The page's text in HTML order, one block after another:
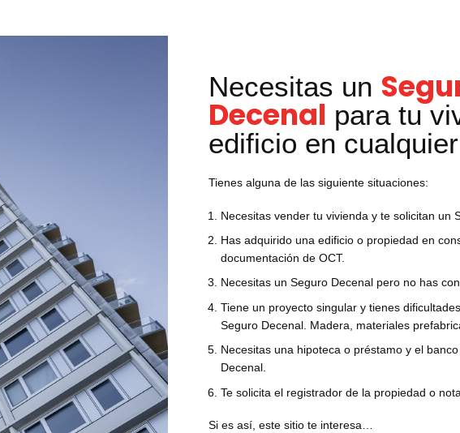
Necesitas un
Decenal para tu
edificio en
Tienes alguna de las siguiente situaciones:
Necesitas vender tu vivienda y te solicitan un
Has adquirido una edificio o propiedad en
documentación de OCT.
Necesitas un Seguro Decenal pero no has
Tiene un proyecto singular y tienes
Seguro Decenal. Madera, materiales
Necesitas una hipoteca o préstamo y el
Decenal.
Te solicita el registrador de la propiedad o
Si es así, este sitio te interesa…